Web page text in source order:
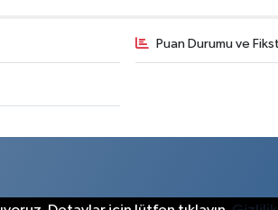
Puan Durumu ve